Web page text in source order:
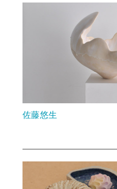
佐藤悠生